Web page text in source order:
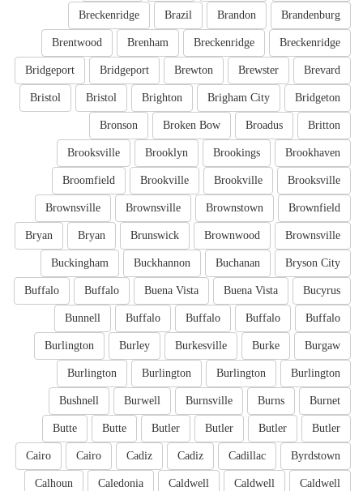
Brandenburg
Brandon
Brazil
Breckenridge
Breckenridge
Breckenridge
Brenham
Brentwood
Brevard
Brewster
Brewton
Bridgeport
Bridgeport
Bridgeton
Brigham City
Brighton
Bristol
Bristol
Britton
Broadus
Broken Bow
Bronson
Brookhaven
Brookings
Brooklyn
Brooksville
Brooksville
Brookville
Brookville
Broomfield
Brownfield
Brownstown
Brownsville
Brownsville
Brownsville
Brownwood
Brunswick
Bryan
Bryan
Bryson City
Buchanan
Buckhannon
Buckingham
Bucyrus
Buena Vista
Buena Vista
Buffalo
Buffalo
Buffalo
Buffalo
Buffalo
Buffalo
Bunnell
Burgaw
Burke
Burkesville
Burley
Burlington
Burlington
Burlington
Burlington
Burlington
Burnet
Burns
Burnsville
Burwell
Bushnell
Butler
Butler
Butler
Butler
Butte
Butte
Byrdstown
Cadillac
Cadiz
Cadiz
Cairo
Cairo
Caldwell
Caldwell
Caldwell
Caledonia
Calhoun